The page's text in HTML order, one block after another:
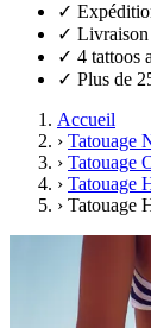
✓
✓ Livraison
✓ 4 tattoos
✓ Plus de
Accueil
› Tatouage
› Tatouage
› Tatouage
› Tatouage